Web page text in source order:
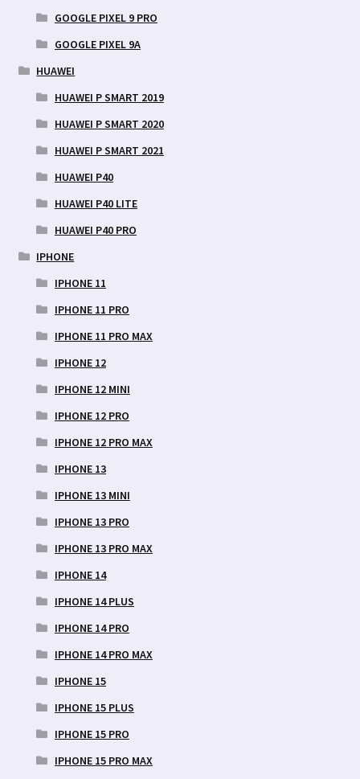
GOOGLE PIXEL 9 PRO
GOOGLE PIXEL 9A
HUAWEI
HUAWEI P SMART 2019
HUAWEI P SMART 2020
HUAWEI P SMART 2021
HUAWEI P40
HUAWEI P40 LITE
HUAWEI P40 PRO
IPHONE
IPHONE 11
IPHONE 11 PRO
IPHONE 11 PRO MAX
IPHONE 12
IPHONE 12 MINI
IPHONE 12 PRO
IPHONE 12 PRO MAX
IPHONE 13
IPHONE 13 MINI
IPHONE 13 PRO
IPHONE 13 PRO MAX
IPHONE 14
IPHONE 14 PLUS
IPHONE 14 PRO
IPHONE 14 PRO MAX
IPHONE 15
IPHONE 15 PLUS
IPHONE 15 PRO
IPHONE 15 PRO MAX